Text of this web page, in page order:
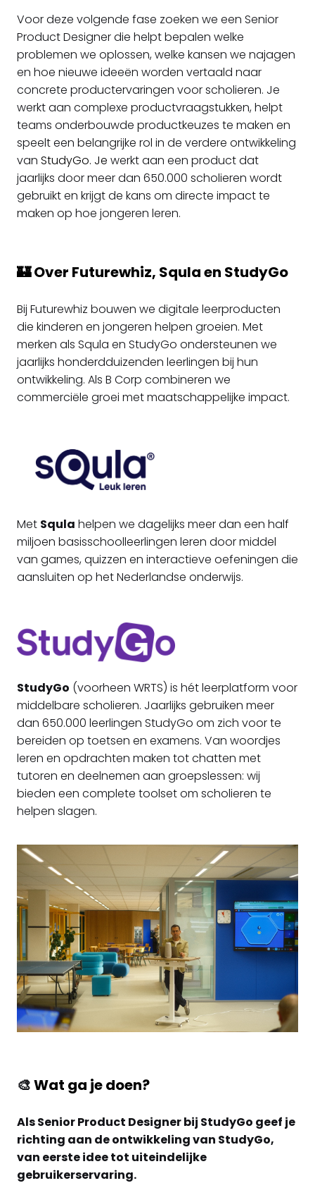
Voor deze volgende fase zoeken we een Senior
Product Designer die helpt bepalen welke
problemen we oplossen, welke kansen we najagen
en hoe nieuwe ideeën worden vertaald naar
concrete productervaringen voor scholieren. Je
werkt aan complexe productvraagstukken, helpt
teams onderbouwde productkeuzes te maken en
speelt een belangrijke rol in de verdere ontwikkeling
van StudyGo. Je werkt aan een product dat
jaarlijks door meer dan 650.000 scholieren wordt
gebruikt en krijgt de kans om directe impact te
maken op hoe jongeren leren.
🏰 Over Futurewhiz, Squla en StudyGo
Bij Futurewhiz bouwen we digitale leerproducten
die kinderen en jongeren helpen groeien. Met
merken als Squla en StudyGo ondersteunen we
jaarlijks honderdduizenden leerlingen bij hun
ontwikkeling. Als B Corp combineren we
commerciële groei met maatschappelijke impact.
Met Squla helpen we dagelijks meer dan een half
miljoen basisschoolleerlingen leren door middel
van games, quizzen en interactieve oefeningen die
aansluiten op het Nederlandse onderwijs.
StudyGo (voorheen WRTS) is hét leerplatform voor
middelbare scholieren. Jaarlijks gebruiken meer
dan 650.000 leerlingen StudyGo om zich voor te
bereiden op toetsen en examens. Van woordjes
leren en opdrachten maken tot chatten met
tutoren en deelnemen aan groepslessen: wij
bieden een complete toolset om scholieren te
helpen slagen.
🎨Wat ga je doen?
Als Senior Product Designer bij StudyGo geef je
richting aan de ontwikkeling van StudyGo,
van eerste idee tot uiteindelijke
gebruikerservaring.